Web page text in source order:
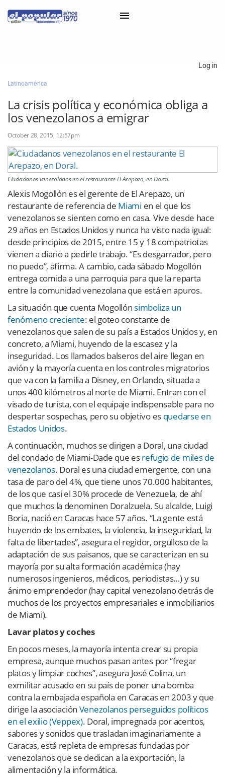
Classifieds
Categorías
Iniciar sesión con Clascal
×
Log in
Latinoamérica
La crisis política y económica obliga a
los venezolanos a emigrar
October 28, 2015, 12:57pm
Ciudadanos venezolanos en el restaurante El Arepazo, en Doral.
Alexis Mogollón es el gerente de El Arepazo, un
restaurante de referencia de Miami en el que los
venezolanos se sienten como en casa. Vive desde hace
29 años en Estados Unidos y nunca ha visto nada igual:
desde principios de 2015, entre 15 y 18 compatriotas
vienen a diario a pedirle trabajo. “Es desgarrador, pero
no puedo”, afirma. A cambio, cada sábado Mogollón
entrega comida a una parroquia para que la reparta
entre la comunidad venezolana que está en apuros.
La situación que cuenta Mogollón simboliza un
fenómeno creciente: el goteo constante de
venezolanos que salen de su país a Estados Unidos y, en
concreto, a Miami, huyendo de la escasez y la
inseguridad. Los llamados balseros del aire llegan en
avión y la mayoría cuenta en los controles migratorios
que va con la familia a Disney, en Orlando, situada a
unos 400 kilómetros al norte de Miami. Entran con el
visado de turista, con el equipaje indispensable para no
despertar sospechas, pero su objetivo es quedarse en
Estados Unidos.
A continuación, muchos se dirigen a Doral, una ciudad
del condado de Miami-Dade que esrefugio de miles de
venezolanos. Doral es una ciudad emergente, con una
tasa de paro del 4%, que tiene unos 70.000 habitantes,
de los que casi el 30% procede de Venezuela, de ahí
que muchos la denominen Doralzuela. Su alcalde, Luigi
Boria, nació en Caracas hace 57 años. “La gente está
huyendo de los embates, la violencia, la inseguridad, la
falta de libertades”, asegura el regidor, orgulloso de la
adaptación de sus paisanos, que se caracterizan en su
mayoría por su alta formación académica (hay
numerosos ingenieros, médicos, periodistas…) y su
ánimo emprendedor (hay capital venezolano detrás de
muchos de los proyectos empresariales e inmobiliarios
de Miami).
Lavar platos y coches
En pocos meses, la mayoría intenta crear su propia
empresa, aunque muchos pasan antes por “fregar
platos y limpiar coches”, asegura José Colina, un
exmilitar acusado en su país de poner una bomba
contra la embajada española en Caracas en 2003 y que
dirige la asociación Venezolanos perseguidos políticos
en el exilio (Veppex). Doral, impregnada por acentos,
sabores y sonidos que trasladan imaginariamente a
Caracas, está repleta de empresas fundadas por
venezolanos que se dedican a la exportación, la
alimentación y la informática.